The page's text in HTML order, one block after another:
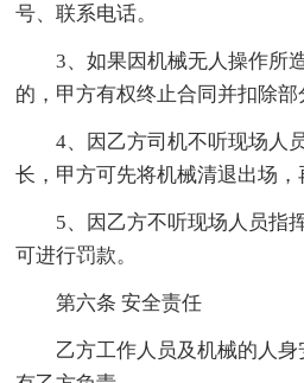
号、联系电话。
3、如果因机械无人操作所
的，甲方有权终止合同并扣除部
4、因乙方司机不听现场人
长，甲方可先将机械清退出场，
5、因乙方不听现场人员指
可进行罚款。
第六条 安全责任
乙方工作人员及机械的人